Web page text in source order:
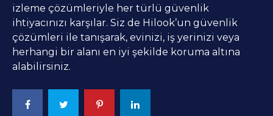
izleme çözümleriyle her türlü güvenlik
ihtiyacınızı karşılar. Siz de Hilook’un güvenlik
çözümleri ile tanışarak, evinizi, iş yerinizi veya
herhangi bir alanı en iyi şekilde koruma altına
alabilirsiniz.